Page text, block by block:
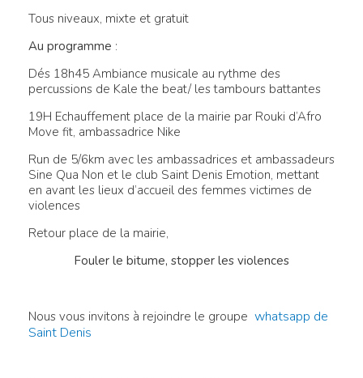
Tous niveaux, mixte et gratuit
Au programme :
Dés 18h45 Ambiance musicale au rythme des
percussions de Kale the beat/ les tambours battantes
19H Echauffement place de la mairie par Rouki d’Afro
Move fit, ambassadrice Nike
Run de 5/6km avec les ambassadrices et ambassadeurs
Sine Qua Non et le club Saint Denis Emotion, mettant
en avant les lieux d’accueil des femmes victimes de
violences
Retour place de la mairie,
Fouler le bitume, stopper les violences
Nous vous invitons à rejoindre le groupe whatsapp de
Saint Denis